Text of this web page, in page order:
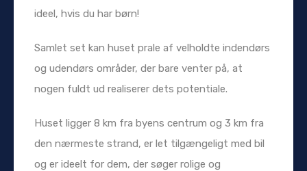
ideel, hvis du har børn!
Samlet set kan huset prale af velholdte indendørs
og udendørs områder, der bare venter på, at
nogen fuldt ud realiserer dets potentiale.
Huset ligger 8 km fra byens centrum og 3 km fra
den nærmeste strand, er let tilgængeligt med bil
og er ideelt for dem, der søger rolige og